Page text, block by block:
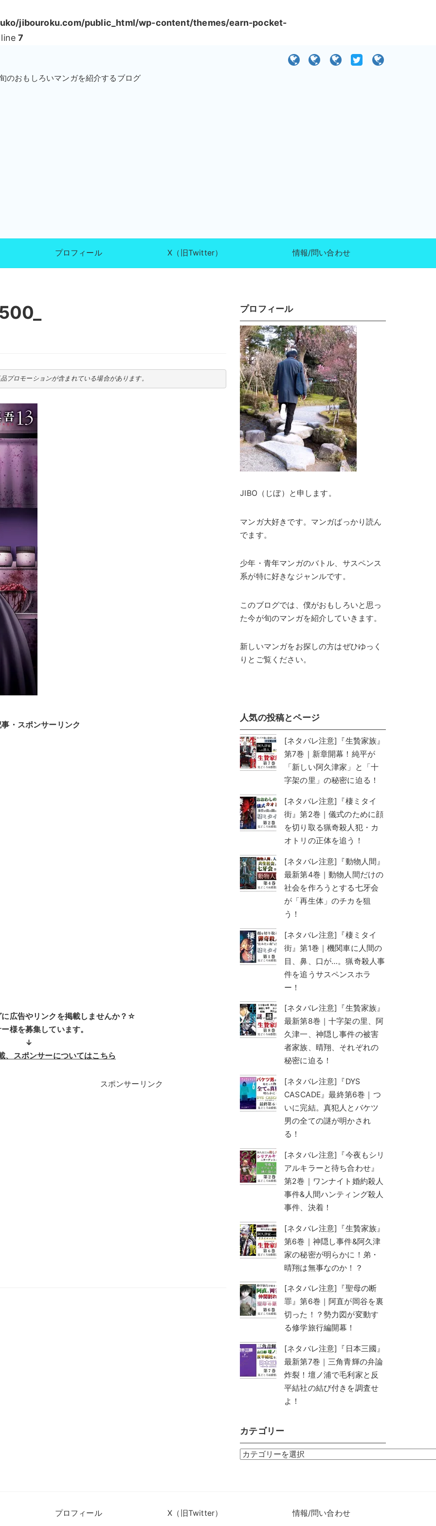
jibouroku.com/public_html/wp-content/themes/earn-pocket-
7
おもしろいマンガを紹介するブログ
プロフィール X（旧Twitter） 情報/問い合わせ
プロモーションが含まれている場合があります。
・スポンサーリンク
広告やリンクを掲載しませんか？☆
様を募集しています。
↓
、スポンサーについてはこちら
スポンサーリンク
プロフィール
JIBO（じぼ）と申します。
マンガ大好きです。マンガばっかり読ん
でます。
少年・青年マンガのバトル、サスペンス
系が特に好きなジャンルです。
このブログでは、僕がおもしろいと思っ
た今が旬のマンガを紹介していきます。
新しいマンガをお探しの方はぜひゆっく
りとご覧ください。
人気の投稿とページ
[ネタバレ注意]『生贄家族』
第7巻｜新章開幕！純平が
「新しい阿久津家」と「十
字架の里」の秘密に迫る！
[ネタバレ注意]『棲ミタイ
街』第2巻｜儀式のために顔
を切り取る猟奇殺人犯・カ
オトリの正体を追う！
[ネタバレ注意]『動物人間』
最新第4巻｜動物人間だけの
社会を作ろうとする七牙会
が「再生体」のチカを狙
う！
[ネタバレ注意]『棲ミタイ
街』第1巻｜機関車に人間の
目、鼻、口が…。猟奇殺人事
件を追うサスペンスホラ
ー！
[ネタバレ注意]『生贄家族』
最新第8巻｜十字架の里、阿
久津一、神隠し事件の被害
者家族、晴翔、それぞれの
秘密に迫る！
[ネタバレ注意]『DYS
CASCADE』最終第6巻｜つ
いに完結。真犯人とバケツ
男の全ての謎が明かされ
る！
[ネタバレ注意]『今夜もシリ
アルキラーと待ち合わせ』
第2巻｜ワンナイト婚約殺人
事件&人間ハンティング殺人
事件、決着！
[ネタバレ注意]『生贄家族』
第6巻｜神隠し事件&阿久津
家の秘密が明らかに！弟・
晴翔は無事なのか！？
[ネタバレ注意]『聖母の断
罪』第6巻｜阿直が岡谷を裏
切った！？勢力図が変動す
る修学旅行編開幕！
[ネタバレ注意]『日本三國』
最新第7巻｜三角青輝の弁論
炸裂！壇ノ浦で毛利家と反
平結社の結び付きを調査せ
よ！
カテゴリー
カ
プロフィール X（旧Twitter） 情報/問い合わせ